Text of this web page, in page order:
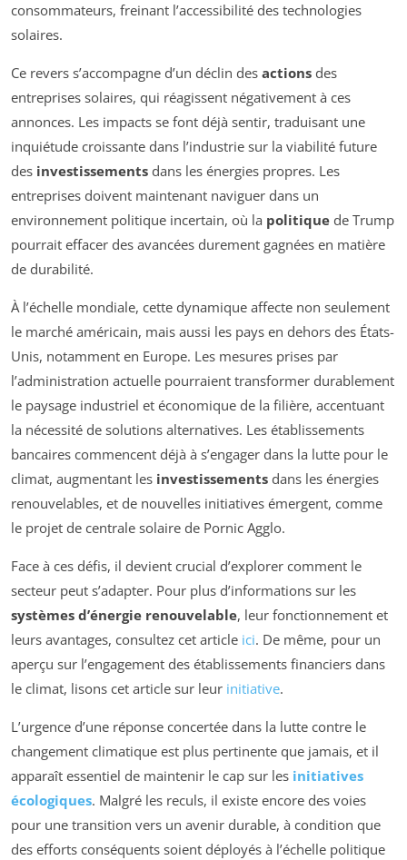
consommateurs, freinant l’accessibilité des technologies
solaires.
Ce revers s’accompagne d’un déclin des actions des
entreprises solaires, qui réagissent négativement à ces
annonces. Les impacts se font déjà sentir, traduisant une
inquiétude croissante dans l’industrie sur la viabilité future
des investissements dans les énergies propres. Les
entreprises doivent maintenant naviguer dans un
environnement politique incertain, où la politique de Trump
pourrait effacer des avancées durement gagnées en matière
de durabilité.
À l’échelle mondiale, cette dynamique affecte non seulement
le marché américain, mais aussi les pays en dehors des États-
Unis, notamment en Europe. Les mesures prises par
l’administration actuelle pourraient transformer durablement
le paysage industriel et économique de la filière, accentuant
la nécessité de solutions alternatives. Les établissements
bancaires commencent déjà à s’engager dans la lutte pour le
climat, augmentant les investissements dans les énergies
renouvelables, et de nouvelles initiatives émergent, comme
le projet de centrale solaire de Pornic Agglo.
Face à ces défis, il devient crucial d’explorer comment le
secteur peut s’adapter. Pour plus d’informations sur les
systèmes d’énergie renouvelable, leur fonctionnement et
leurs avantages, consultez cet article ici. De même, pour un
aperçu sur l’engagement des établissements financiers dans
le climat, lisons cet article sur leur initiative.
L’urgence d’une réponse concertée dans la lutte contre le
changement climatique est plus pertinente que jamais, et il
apparaît essentiel de maintenir le cap sur les initiatives
écologiques. Malgré les reculs, il existe encore des voies
pour une transition vers un avenir durable, à condition que
des efforts conséquents soient déployés à l’échelle politique